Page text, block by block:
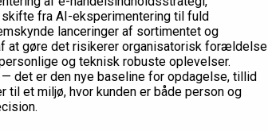
fra AI-eksperimentering til fuld
lanceringer af sortimentet og
at gøre det risikerer organisatorisk forældelse
og teknisk robuste oplevelser.
det er den nye baseline for opdagelse, tillid
et miljø, hvor kunden er både person og